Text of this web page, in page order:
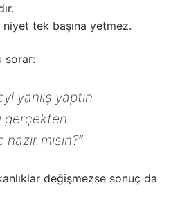
tek başına yetmez.
sorar:
yanlış yaptın
gerçekten
mısın?”
değişmezse sonuç da